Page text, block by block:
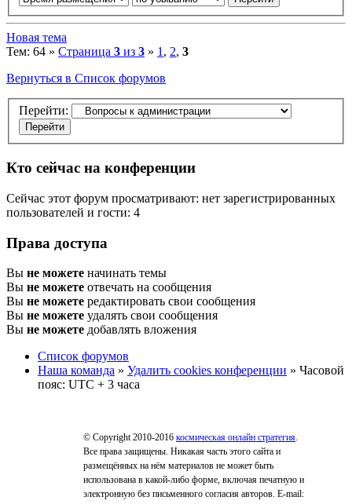
Новая тема
Тем: 64 » Страница 3 из 3 » 1 , 2, 3
Вернуться в Список форумов
Перейти:
Кто сейчас на конференции
Сейчас этот форум просматривают: нет зарегистрированных
пользователей и гости: 4
Права доступа
Вы не можете начинать темы
Вы не можете отвечать на сообщения
Вы не можете редактировать свои сообщения
Вы не можете удалять свои сообщения
Вы не можете добавлять вложения
Список форумов
Наша команда » Удалить cookies конференции » Часовой
пояс: UTC + 3 часа
© Copyright 2010-2016 космическая онлайн стратегия.
Все права защищены. Никакая часть этого сайта и
размещённых на нём материалов не может быть
использована в какой-либо форме, включая печатную и
электронную без письменного согласия авторов. E-mail: